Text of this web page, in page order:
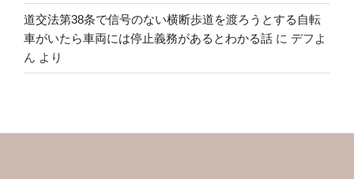
道交法第38条で信号のない横断歩道を渡ろうとする自転
車がいたら車両には停止義務があるとわかる話 に デフよ
ん より